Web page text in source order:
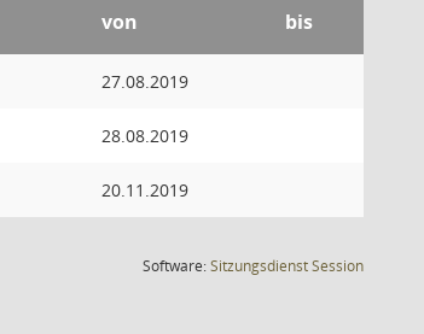
von bis
27.08.2019
28.08.2019
20.11.2019
Software:SitzungsdienstSession(Wird in